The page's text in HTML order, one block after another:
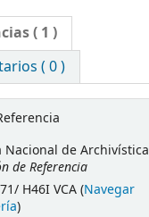
( 1 )
( 0 )
Nacional de Archivística
de Referencia
H46I VCA (Navegar
)